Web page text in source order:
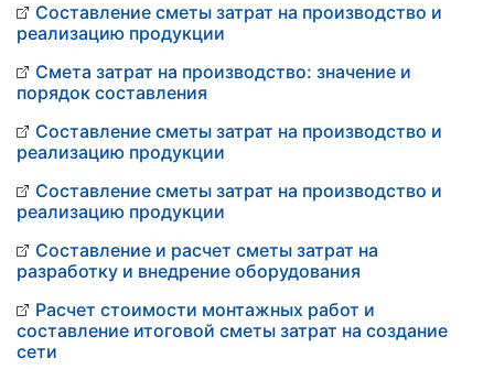
Составление сметы затрат на производство и
реализацию продукции
Смета затрат на производство: значение и
порядок составления
Составление сметы затрат на производство и
реализацию продукции
Составление сметы затрат на производство и
реализацию продукции
Составление и расчет сметы затрат на
разработку и внедрение оборудования
Расчет стоимости монтажных работ и
составление итоговой сметы затрат на создание
сети